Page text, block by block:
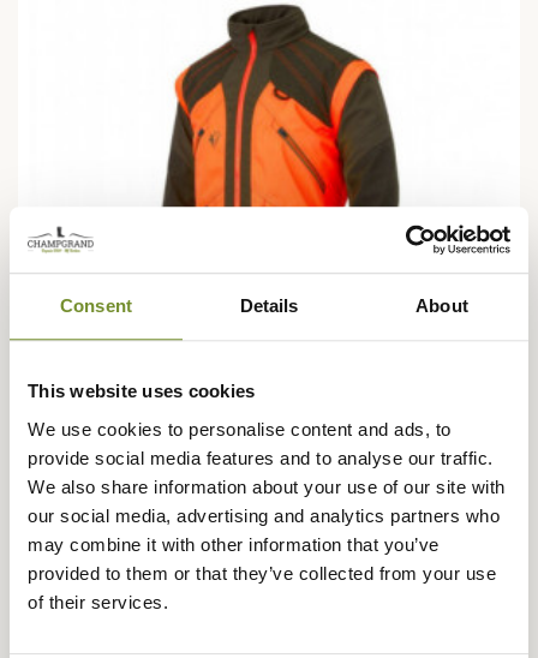
Consent Details About
This website uses cookies
We use cookies to personalise content and ads, to
provide social media features and to analyse our traffic.
We also share information about your use of our site with
our social media, advertising and analytics partners who
may combine it with other information that you’ve
provided to them or that they’ve collected from your use
of their services.
STAGUNT
Veste Track Hybride Stagunt
179,95 €